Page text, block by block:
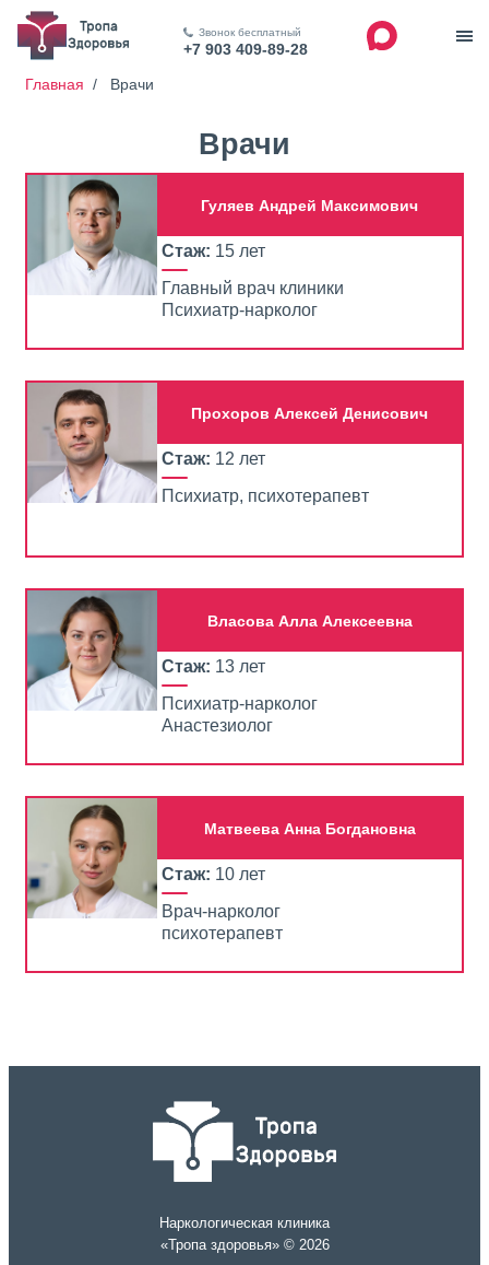
Звонок бесплатный
+7 903 409-89-28
Главная / Врачи
Врачи
Гуляев Андрей Максимович
Стаж: 15 лет
Главный врач клиники
Психиатр-нарколог
Прохоров Алексей Денисович
Стаж: 12 лет
Психиатр, психотерапевт
Власова Алла Алексеевна
Стаж: 13 лет
Психиатр-нарколог
Анастезиолог
Матвеева Анна Богдановна
Стаж: 10 лет
Врач-нарколог
психотерапевт
Наркологическая клиника
«Тропа здоровья» © 2026